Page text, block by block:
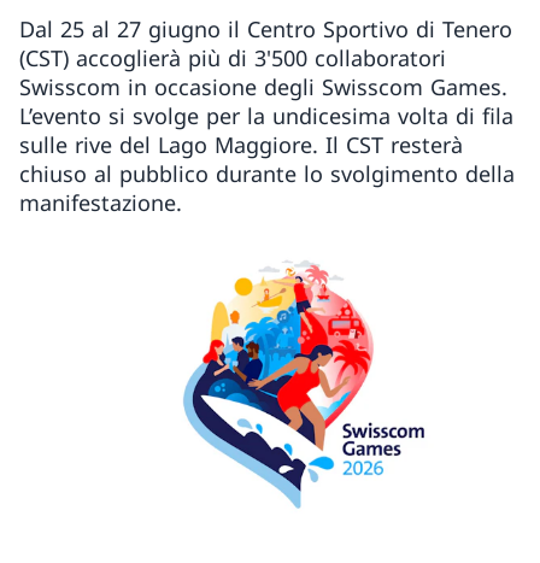
Dal 25 al 27 giugno il Centro Sportivo di Tenero
(CST) accoglierà più di 3'500 collaboratori
Swisscom in occasione degli Swisscom Games.
L’evento si svolge per la undicesima volta di fila
sulle rive del Lago Maggiore. Il CST resterà
chiuso al pubblico durante lo svolgimento della
manifestazione.